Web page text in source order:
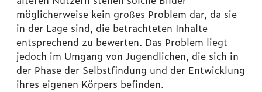
möglicherweise kein großes Problem dar, da sie
in der Lage sind, die betrachteten Inhalte
entsprechend zu bewerten. Das Problem liegt
jedoch im Umgang von Jugendlichen, die sich in
der Phase der Selbstfindung und der Entwicklung
ihres eigenen Körpers befinden.